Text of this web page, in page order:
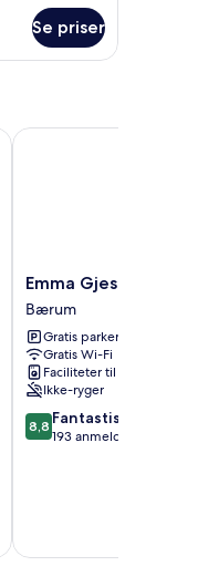
Se priser
Emma
Gjestehus
Bærum
Emma Gjestehus
Bærum
Gratis parkering
Gratis Wi-Fi
Faciliteter til tøjvask
Ikke-ryger
8.8
ud
8,8 Fantastisk
193 anmeldelser
Emma Gjestehus